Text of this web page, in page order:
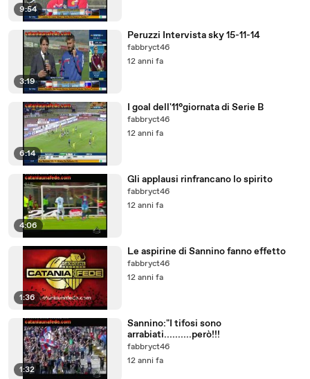
9:54
3:19
Peruzzi Intervista sky 15-11-14
fabbryct46
12 anni fa
6:14
I goal dell'11°giornata di Serie B
fabbryct46
12 anni fa
4:06
Gli applausi rinfrancano lo spirito
fabbryct46
12 anni fa
1:36
Le aspirine di Sannino fanno effetto
fabbryct46
12 anni fa
1:32
Sannino:"I tifosi sono
arrabiati..........però!!!
fabbryct46
12 anni fa